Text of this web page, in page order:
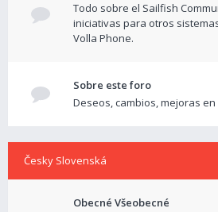
Todo sobre el Sailfish
iniciativas para otros
Volla Phone.
Sobre este foro
Deseos, cambios, mejoras
Česky Slovenská
Obecné Všeobecné